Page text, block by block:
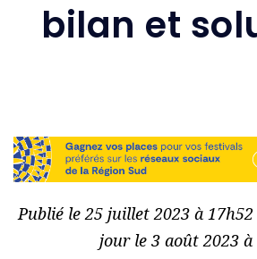
bilan et
Publié le 25 juillet 2023 à
jour le 3 août 2023 à